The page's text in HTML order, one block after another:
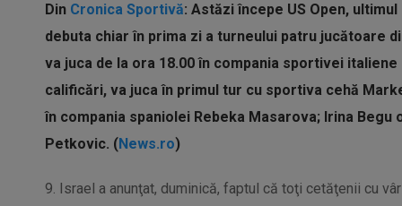
Din Cronica Sportivă: Astăzi începe US Open,
debuta chiar în prima zi a turneului patru jucătoare
va juca de la ora 18.00 în compania sportivei
calificări, va juca în primul tur cu sportiva cehă
în compania spaniolei Rebeka Masarova; Irina Begu
Petkovic. (News.ro)
9. Israel a anunţat, duminică, faptul că toţi cetăţenii cu